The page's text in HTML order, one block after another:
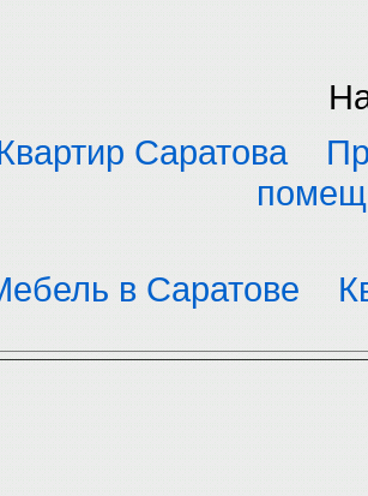
Саратова
в Саратове